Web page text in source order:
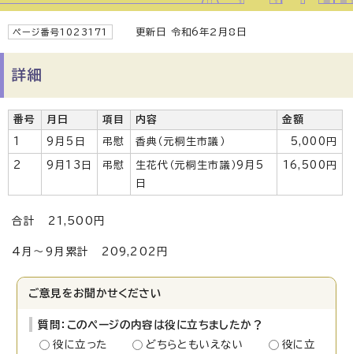
ページ番号1023171 更新日 令和6年2月8日
詳細
番号 月日 項目 内容 金額
1 9月5日 弔慰 香典（元桐生市議） 5,000円
2 9月13日 弔慰
生花代（元桐生市議）9月5
日
16,500円
合計 21,500円
4月～9月累計 209,202円
ご意見をお聞かせください
質問：このページの内容は役に立ちましたか？
役に立った
どちらともいえない
役に立